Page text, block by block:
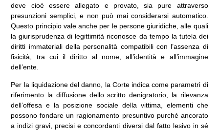
deve cioè essere allegato e provato, sia pure attraverso
presunzioni semplici, e non può mai considerarsi automatico.
Questo principio vale anche per le persone giuridiche, alle quali
la giurisprudenza di legittimità riconosce da tempo la tutela dei
diritti immateriali della personalità compatibili con l’assenza di
fisicità, tra cui il diritto al nome, all’identità e all’immagine
dell’ente.
Per la liquidazione del danno, la Corte indica come parametri di
riferimento la diffusione dello scritto denigratorio, la rilevanza
dell’offesa e la posizione sociale della vittima, elementi che
possono fondare un ragionamento presuntivo purché ancorato
a indizi gravi, precisi e concordanti diversi dal fatto lesivo in sé